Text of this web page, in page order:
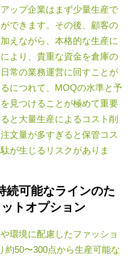
ップ企業はまず少量生産で
できます。その後、顧客の
えながら、本格的な生産に
より、貴重な資金を倉庫の
常の業務運営に回すことが
につれて、MOQの水準と予
見つけることが極めて重要
と大量生産によるコスト削
文量が多すぎると保管コス
が生じるリスクがありま
続可能なラインのた
トオプション
環境に配慮したファッショ
約50〜300点から生産可能な